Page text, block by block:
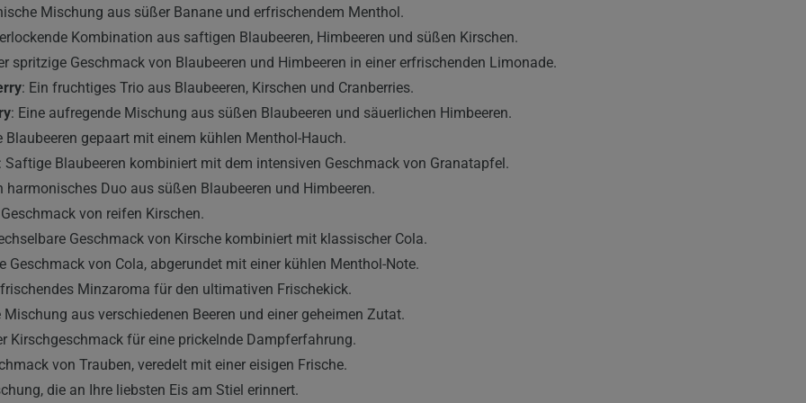
Mischung aus süßer Banane und erfrischendem Menthol.
Kombination aus saftigen Blaubeeren, Himbeeren und süßen Kirschen.
spritzige Geschmack von Blaubeeren und Himbeeren in einer erfrischenden Limonade.
: Ein fruchtiges Trio aus Blaubeeren, Kirschen und Cranberries.
: Eine aufregende Mischung aus süßen Blaubeeren und säuerlichen Himbeeren.
Blaubeeren gepaart mit einem kühlen Menthol-Hauch.
Saftige Blaubeeren kombiniert mit dem intensiven Geschmack von Granatapfel.
harmonisches Duo aus süßen Blaubeeren und Himbeeren.
von reifen Kirschen.
Geschmack von Kirsche kombiniert mit klassischer Cola.
Geschmack von Cola, abgerundet mit einer kühlen Menthol-Note.
Minzaroma für den ultimativen Frischekick.
Mischung aus verschiedenen Beeren und einer geheimen Zutat.
Kirschgeschmack für eine prickelnde Dampferfahrung.
von Trauben, veredelt mit einer eisigen Frische.
die an Ihre liebsten Eis am Stiel erinnert.